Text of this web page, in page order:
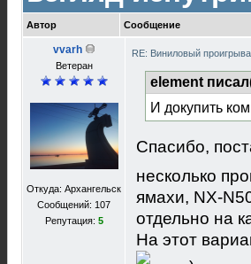
Автор Сообщение
vvarh
Ветеран
Откуда: Архангельск
Сообщений: 107
Репутация: 5
RE: Виниловый
element
И докупить
Спасибо,
несколько
ямахи, NX-
отдельно на
На этот